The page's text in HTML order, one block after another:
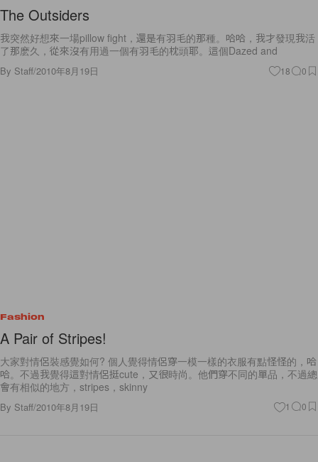
The Outsiders
我突然好想來一場pillow fight，還是有羽毛的那種。哈哈，我才發現我活
了那麽久，從來沒有用過一個有羽毛的枕頭耶。這個Dazed and
By Staff/2010年8月19日 18 0
Fashion
A Pair of Stripes!
大家對情侶裝感覺如何? 個人覺得情侶穿一模一樣的衣服有點怪怪的，哈
哈。不過我覺得這對情侶挺cute，又很時尚。他們穿不同的單品，不過總
會有相似的地方，stripes，skinny
By Staff/2010年8月19日 1 0